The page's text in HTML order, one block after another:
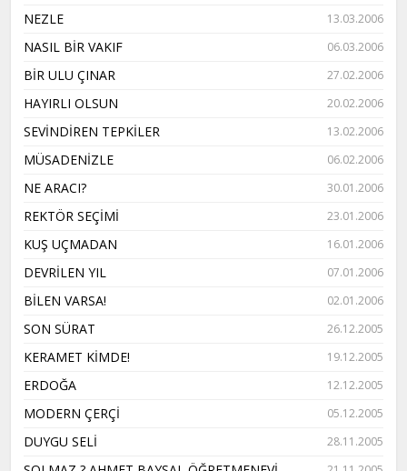
NEZLE 13.03.2006
NASIL BİR VAKIF 06.03.2006
BİR ULU ÇINAR 27.02.2006
HAYIRLI OLSUN 20.02.2006
SEVİNDİREN TEPKİLER 13.02.2006
MÜSADENİZLE 06.02.2006
NE ARACI? 30.01.2006
REKTÖR SEÇİMİ 23.01.2006
KUŞ UÇMADAN 16.01.2006
DEVRİLEN YIL 07.01.2006
BİLEN VARSA! 02.01.2006
SON SÜRAT 26.12.2005
KERAMET KİMDE! 19.12.2005
ERDOĞA 12.12.2005
MODERN ÇERÇİ 05.12.2005
DUYGU SELİ 28.11.2005